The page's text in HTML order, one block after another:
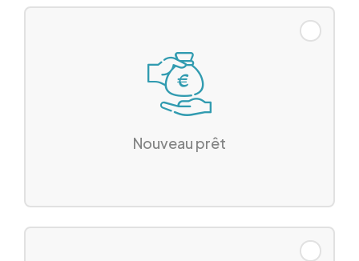
Nouveau prêt